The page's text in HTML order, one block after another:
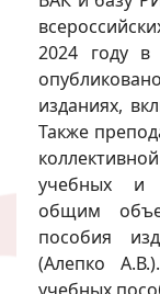
2024 году
изданиях,
Также
учебных и
общим
пособия
(Алепко